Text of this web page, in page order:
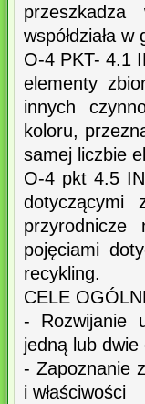
współdziała w
O-4 PKT- 4.1
elementy
innych
koloru,
samej liczbie
O-4 pkt 4.5
dotyczącymi
przyrodnicze
pojęciami
recykling.
CELE
- Rozwijanie
jedną lub
- Zapoznanie
i właściwości